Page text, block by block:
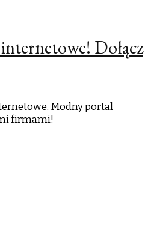
Dołącz
Modny portal
firmami!